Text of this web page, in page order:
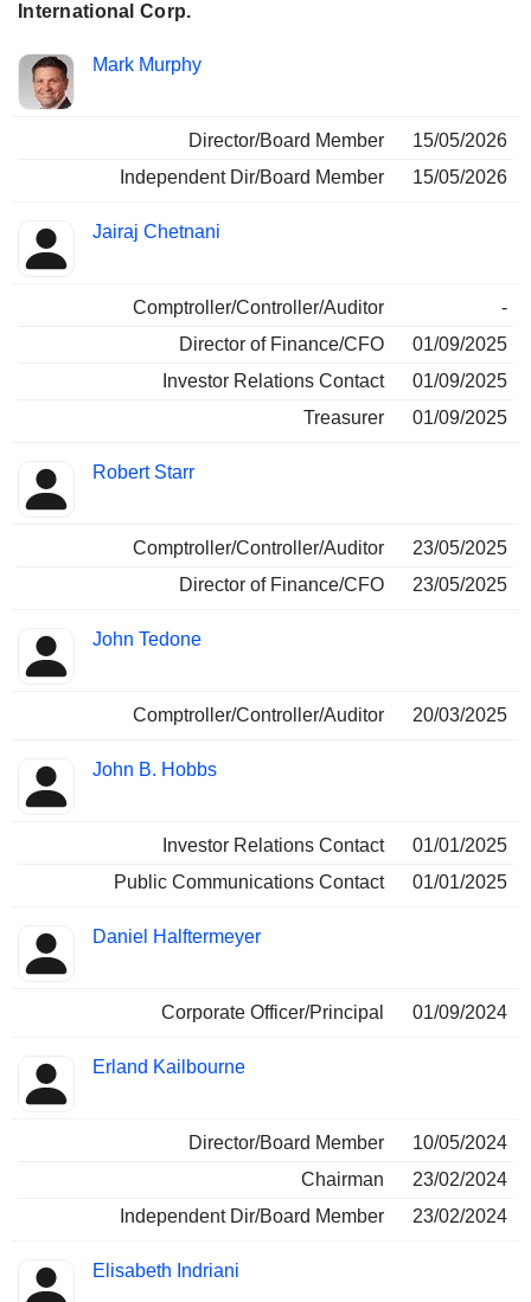
International Corp.
Insider
Fonctions
occupées
Mark Murphy
Director/Board Member
15/05/2026
Independent Dir/Board Member
15/05/2026
Jairaj Chetnani
Comptroller/Controller/Auditor
-
Director of Finance/CFO
01/09/2025
Investor Relations Contact
01/09/2025
Treasurer
01/09/2025
Robert Starr
Comptroller/Controller/Auditor
23/05/2025
Director of Finance/CFO
23/05/2025
John Tedone
Comptroller/Controller/Auditor 20/03/2025
John B. Hobbs
Investor Relations Contact
01/01/2025
Public Communications Contact
01/01/2025
Daniel Halftermeyer
Corporate Officer/Principal 01/09/2024
Erland Kailbourne
Director/Board Member
10/05/2024
Chairman
23/02/2024
Independent Dir/Board Member
23/02/2024
Elisabeth Indriani